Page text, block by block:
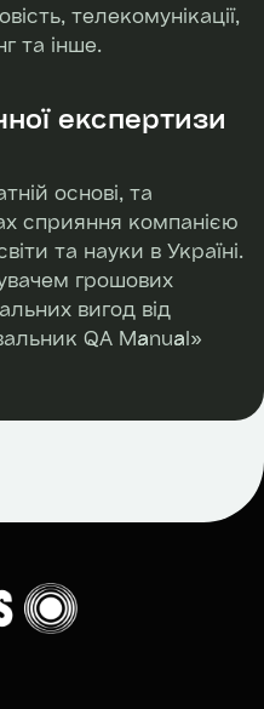
телекомунікації,
та інше.
експертизи
основі, та
сприяння компанією
та науки в Україні.
грошових
вигод від
QA Manual»